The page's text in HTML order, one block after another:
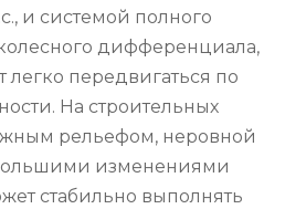
и системой полного
дифференциала,
легко передвигаться по
На строительных
рельефом, неровной
изменениями
стабильно выполнять